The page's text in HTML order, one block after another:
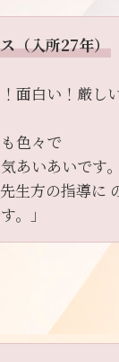
（入所27年）
面白い！厳し
色々で
あいあいで
生方の指導に
。」